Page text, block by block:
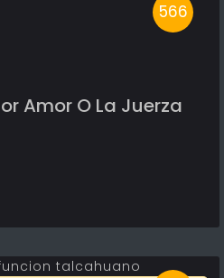
566
Amor O La Juerza